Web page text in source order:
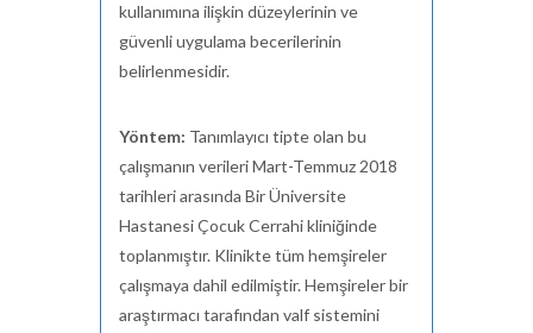
kullanımına ilişkin düzeylerinin ve
güvenli uygulama becerilerinin
belirlenmesidir.
Yöntem: Tanımlayıcı tipte olan bu
çalışmanın verileri Mart-Temmuz 2018
tarihleri arasında Bir Üniversite
Hastanesi Çocuk Cerrahi kliniğinde
toplanmıştır. Klinikte tüm hemşireler
çalışmaya dahil edilmiştir.Hemşireler bir
araştırmacı tarafından valf sistemini